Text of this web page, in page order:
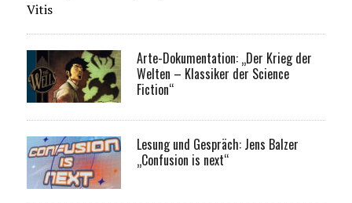
Vitis
Arte-Dokumentation: „Der Krieg der
Welten – Klassiker der Science
Fiction“
Lesung und Gespräch: Jens Balzer
„Confusion is next“